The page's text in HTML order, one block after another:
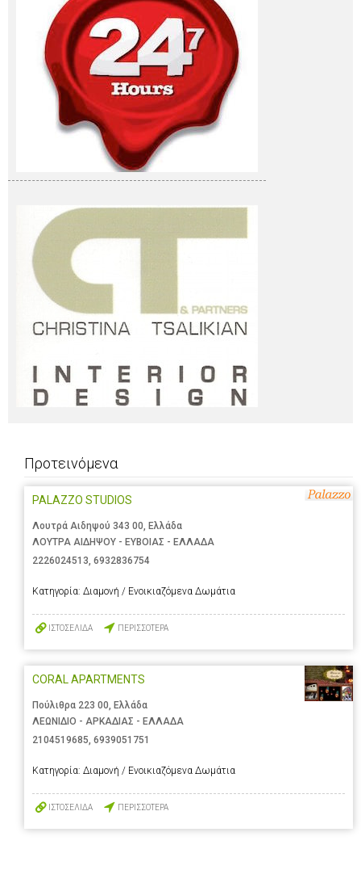
Προτεινόμενα
PALAZZO STUDIOS
Λουτρά Αιδηψού 343 00, Ελλάδα
ΛΟΥΤΡΑ ΑΙΔΗΨΟΥ - ΕΥΒΟΙΑΣ - ΕΛΛΑΔΑ
2226024513, 6932836754
Κατηγορία: Διαμονή / Ενοικιαζόμενα Δωμάτια
ΙΣΤΟΣΕΛΙΔΑ ΠΕΡΙΣΣΟΤΕΡΑ
CORAL APARTMENTS
Πούλιθρα 223 00, Ελλάδα
ΛΕΩΝΙΔΙΟ - ΑΡΚΑΔΙΑΣ - ΕΛΛΑΔΑ
2104519685, 6939051751
Κατηγορία: Διαμονή / Ενοικιαζόμενα Δωμάτια
ΙΣΤΟΣΕΛΙΔΑ ΠΕΡΙΣΣΟΤΕΡΑ